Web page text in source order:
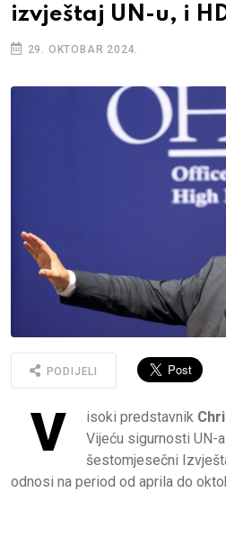
izvještaj UN-u, i
29. OKTOBAR 2024.
PODIJELI
V isoki predstavnik
Vijeću sigurnosti UN-
šestomjesečni
odnosi na period od aprila do